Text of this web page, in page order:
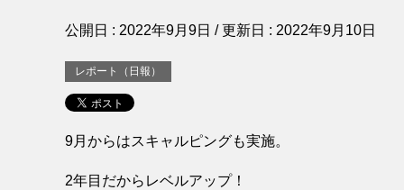
公開日 : 2022年9月9日 / 更新日 : 2022年9月10日
レポート（日報）
9月からはスキャルピングも実施。
2年目だからレベルアップ！